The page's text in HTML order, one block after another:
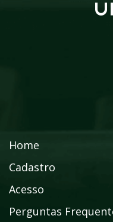
Home
Cadastro
Acesso
Perguntas